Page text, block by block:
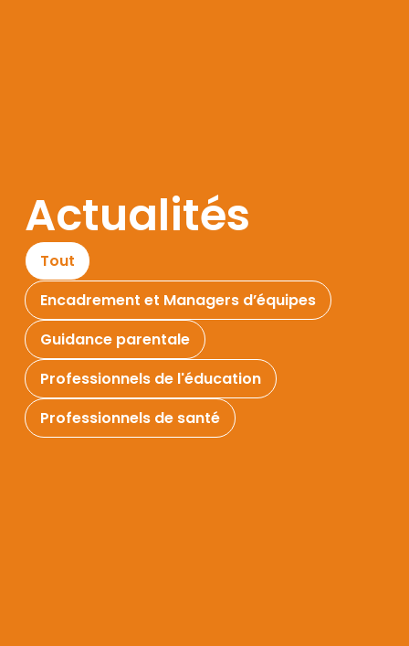
Actualités
Encadrement et Managers d’équipes
Guidance parentale
Professionnels de l'éducation
Professionnels de santé
Tout